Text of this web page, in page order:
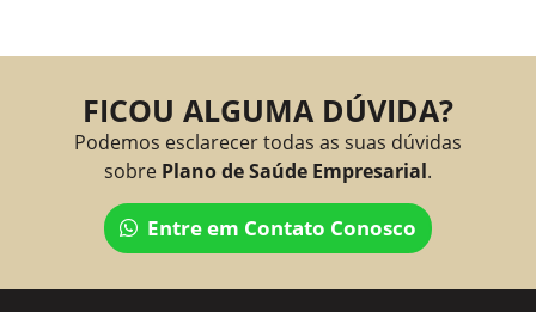
FICOU ALGUMA DÚVIDA?
Podemos esclarecer todas as suas dúvidas
sobre Plano de Saúde Empresarial.
Entre em Contato Conosco